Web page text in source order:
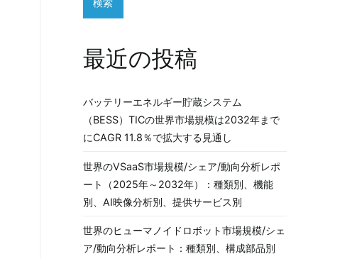
検索
最近の投稿
バッテリーエネルギー貯蔵システム
（BESS）TICの世界市場規模は2032年まで
にCAGR 11.8％で拡大する見通し
世界のVSaaS市場規模/シェア/動向分析レポ
ート（2025年～2032年）：種類別、機能
別、AI映像分析別、提供サービス別
世界のヒューマノイドロボット市場規模/シェ
ア/動向分析レポート：種類別、構成部品別